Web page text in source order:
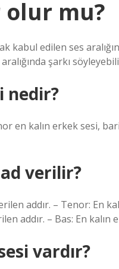
olur mu?
kabul edilen ses
şarkı
nedir?
en kalın erkek sesi,
verilir?
addır. – Tenor: En
addır. – Bas: En kalın
vardır?